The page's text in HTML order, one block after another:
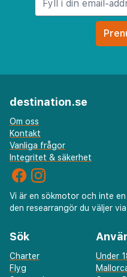
destination.se
Om oss
Kontakt
Vanliga frågor
Integritet & säkerhet
Vi är en sökmotor och inte
den researrangör du väljer
Sök
Charter
Flyg
Under